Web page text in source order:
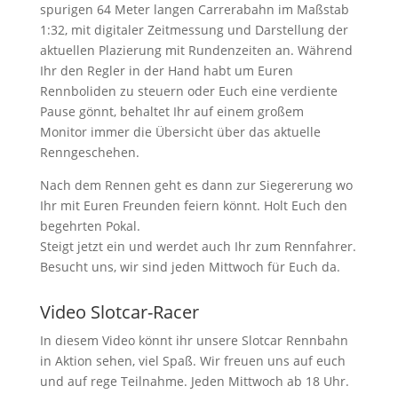
spurigen 64 Meter langen Carrerabahn im Maßstab
1:32, mit digitaler Zeitmessung und Darstellung der
aktuellen Plazierung mit Rundenzeiten an. Während
Ihr den Regler in der Hand habt um Euren
Rennboliden zu steuern oder Euch eine verdiente
Pause gönnt, behaltet Ihr auf einem großem
Monitor immer die Übersicht über das aktuelle
Renngeschehen.
Nach dem Rennen geht es dann zur Siegererung wo
Ihr mit Euren Freunden feiern könnt. Holt Euch den
begehrten Pokal.
Steigt jetzt ein und werdet auch Ihr zum Rennfahrer.
Besucht uns, wir sind jeden Mittwoch für Euch da.
Video Slotcar-Racer
In diesem Video könnt ihr unsere Slotcar Rennbahn
in Aktion sehen, viel Spaß. Wir freuen uns auf euch
und auf rege Teilnahme. Jeden Mittwoch ab 18 Uhr.